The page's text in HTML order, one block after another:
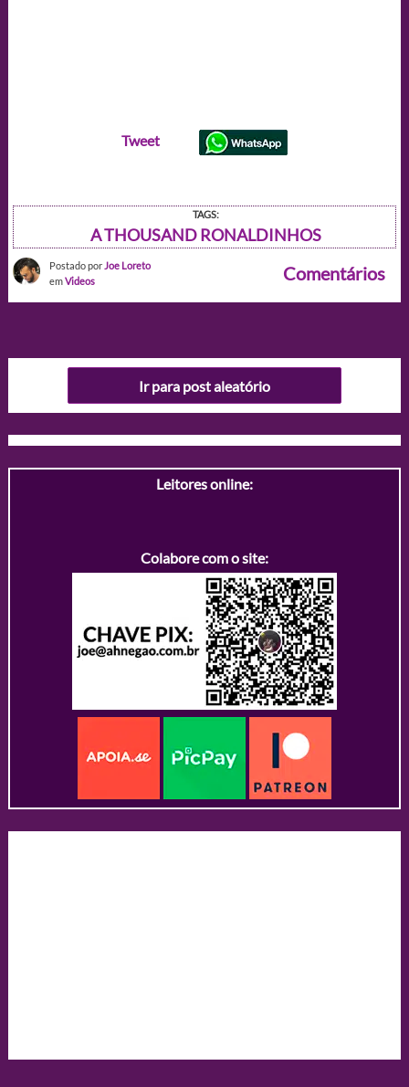
Tweet
TAGS:
A THOUSAND RONALDINHOS
Postado por Joe Loreto
emVideos Comentários
Ir para post aleatório
Leitores online:
Colabore com o site: